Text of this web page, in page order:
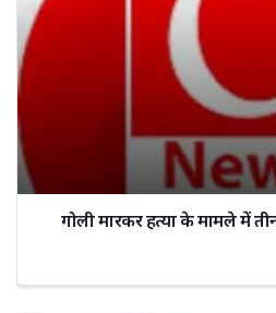
गोली मारकर हत्या के मामले में